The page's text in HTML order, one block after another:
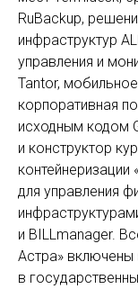
RuBackup,
инфраструктур
управления и
Tantor,
корпоративная
исходным кодом
и конструктор
для управления
и BILLmanager.
Астра»
в